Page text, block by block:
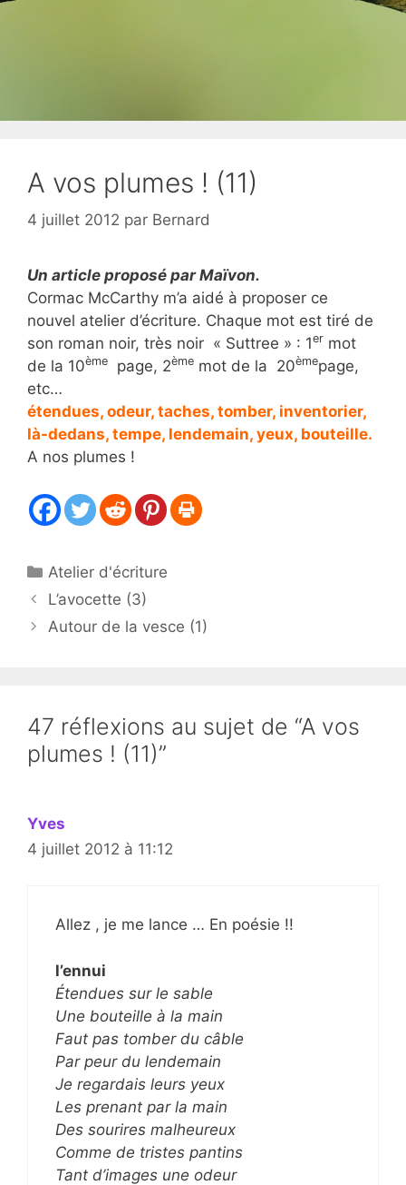
A vos plumes ! (11)
4 juillet 2012 par Bernard
Un article proposé par Maïvon.
Cormac McCarthy m’a aidé à proposer ce
nouvel atelier d’écriture. Chaque mot est tiré de
son roman noir, très noir « Suttree » : 1er mot
de la 10ème page, 2ème mot de la 20èmepage,
etc…
étendues, odeur, taches, tomber, inventorier,
là-dedans, tempe, lendemain, yeux, bouteille.
A nos plumes !
Catégories
Atelier d'écriture
L’avocette (3)
Autour de la vesce (1)
47 réflexions au sujet de “A vos
plumes ! (11)”
Yves
4 juillet 2012 à 11:12
Allez , je me lance … En poésie !!
l’ennui
Étendues sur le sable
Une bouteille à la main
Faut pas tomber du câble
Par peur du lendemain
Je regardais leurs yeux
Les prenant par la main
Des sourires malheureux
Comme de tristes pantins
Tant d’images une odeur